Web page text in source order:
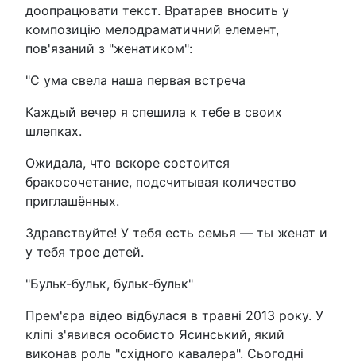
доопрацювати текст. Вратарев вносить у
композицію мелодраматичний елемент,
пов'язаний з "женатиком":
"С ума свела наша первая встреча
Каждый вечер я спешила к тебе в своих
шлепках.
Ожидала, что вскоре состоится
бракосочетание, подсчитывая количество
приглашённых.
Здравствуйте! У тебя есть семья — ты женат и
у тебя трое детей.
"Бульк-бульк, бульк-бульк"
Прем'єра відео відбулася в травні 2013 року. У
кліпі з'явився особисто Ясинський, який
виконав роль "східного кавалера". Сьогодні